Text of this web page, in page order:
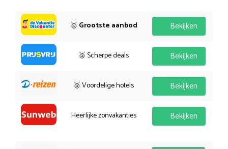
🥇 Grootste aanbod Bekijken
🥈 Scherpe deals Bekijken
🥉 Voordelige hotels Bekijken
Heerlijke zonvakanties Bekijken